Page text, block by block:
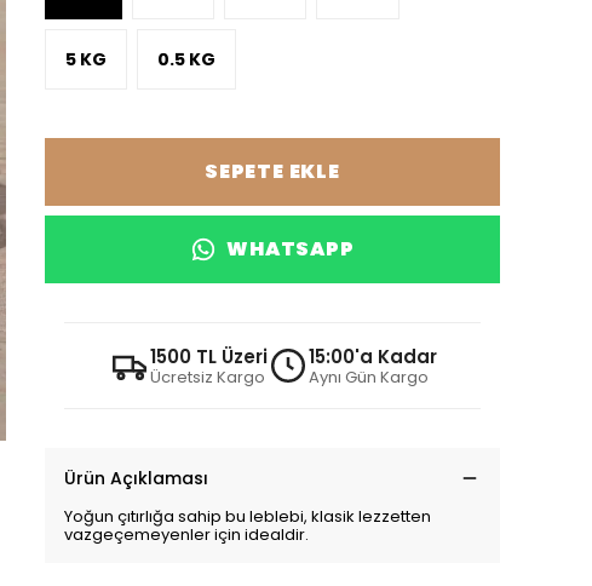
5 KG 0.5 KG
SEPETE EKLE
WHATSAPP
1500 TL Üzeri
Ücretsiz Kargo
15:00'a Kadar
Aynı Gün Kargo
Ürün Açıklaması
Yoğun çıtırlığa sahip bu leblebi, klasik lezzetten
vazgeçemeyenler için idealdir.